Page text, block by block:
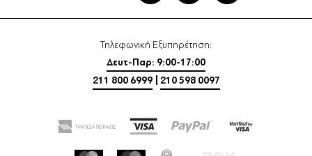
Τηλεφωνική Εξυπηρέτηση:
Δευτ-Παρ: 9:00-17:00
211 800 6999
210 598 0097